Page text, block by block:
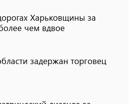
Харьковщины за
чем вдвое
задержан торговец